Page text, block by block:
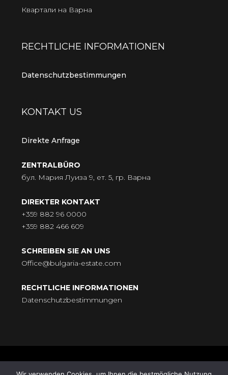
Квартали на Варна
RECHTLICHE INFORMATIONEN
Datenschutzbestimmungen
KONTAKT US
Direkte Anfrage
ZENTRALBÜRO
бул. Мария Луиза 9, ет. 5, гр. Варна
DIREKTER KONTAKT
+359 882 96 0000
+359 882 466 609
SCHREIBEN SIE AN UNS
Office@bulgaria-estate.com
RECHTLICHE INFORMATIONEN
Datenschutzbestimmungen